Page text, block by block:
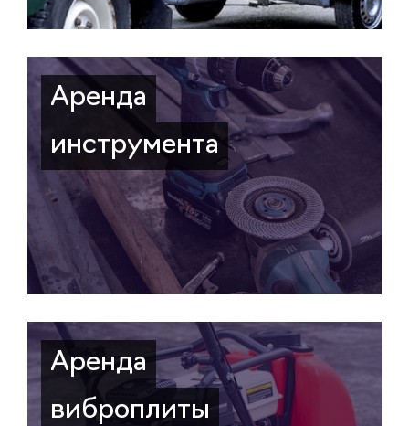
Аренда
инструмента
Аренда
виброплиты